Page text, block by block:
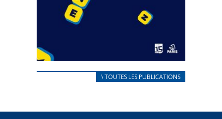
CARNET D’ACCUEIL
Afin d’accompagner au mieux les réfugiés
\ TOUTES LES PUBLICATIONS